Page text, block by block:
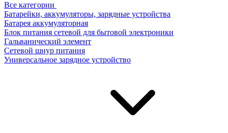
Все категории
Батарейки, аккумуляторы, зарядные устройства
Батарея аккумуляторная
Блок питания сетевой для бытовой электроники
Гальванический элемент
Сетевой шнур питания
Универсальное зарядное устройство